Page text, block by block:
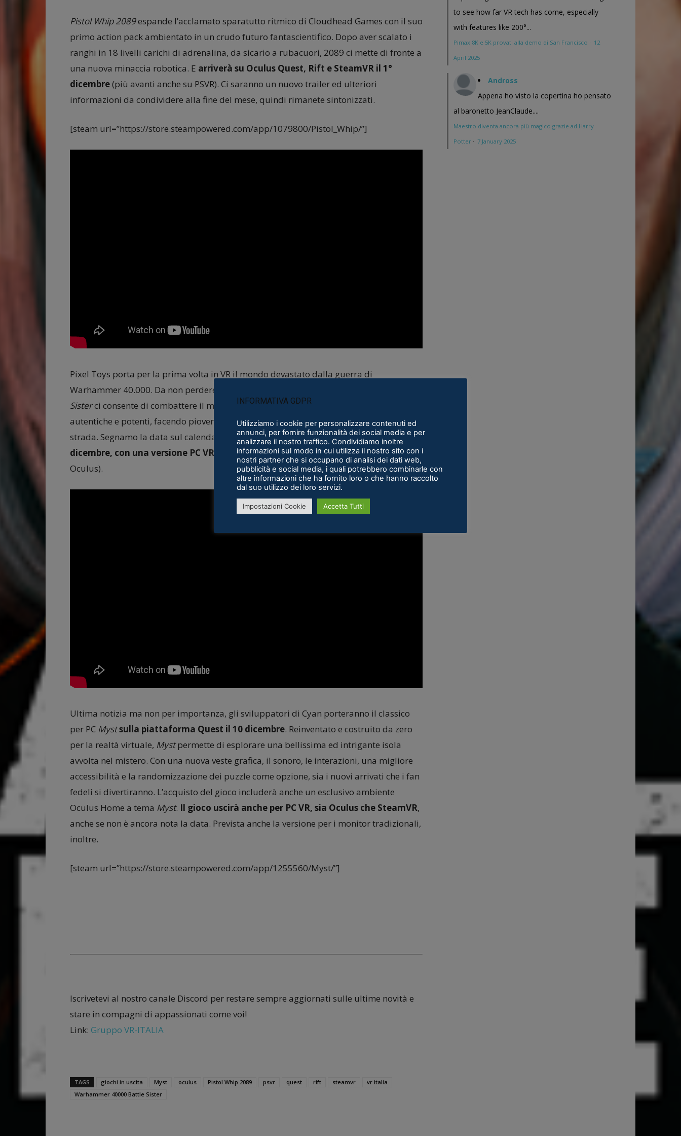
Pistol Whip 2089espande l’acclamato sparatutto ritmico di Cloudhead Games con il suo
primo action pack ambientato in un crudo futuro fantascientifico. Dopo aver scalato i
ranghi in 18 livelli carichi di adrenalina, da sicario a rubacuori, 2089 ci mette di fronte a
una nuova minaccia robotica. E arriverà su Oculus Quest, Rift e SteamVR il 1°
dicembre(più avanti anche su PSVR). Ci saranno un nuovo trailer ed ulteriori
informazioni da condividere alla fine del mese, quindi rimanete sintonizzati.
[steam url=”https://store.steampowered.com/app/1079800/Pistol_Whip/”]
Pixel Toys porta per la prima volta in VR il mondo devastato dalla guerra di
Warhammer 40.000. Da non perdere per i fan del franchise,
Sisterci consente di combattere il male mentre si brandisce una serie di armi
autentiche e potenti, facendo piovere distruzione su chiunque si trovi sulla nostra
strada. Segnamo la data sul calendario: quest’action-adventuresbarca su Quest l’8
dicembre, con una versione PC VR pianificata già per l’anno prossimo (in esclusiva
Oculus).
Ultima notizia ma non per importanza, gli sviluppatori di Cyan porteranno il classico
per PC Mystsulla piattaforma Quest il 10 dicembre. Reinventato e costruito da zero
per la realtà virtuale, Mystpermette di esplorare una bellissima ed intrigante isola
avvolta nel mistero. Con una nuova veste grafica, il sonoro, le interazioni, una migliore
accessibilità e la randomizzazione dei puzzle come opzione, sia i nuovi arrivati ​​che i fan
fedeli si divertiranno. L’acquisto del gioco includerà anche un esclusivo ambiente
Oculus Home a tema Myst. Il gioco uscirà anche per PC VR, sia Oculus che SteamVR,
anche se non è ancora nota la data. Prevista anche la versione per i monitor tradizionali,
inoltre.
[steam url=”https://store.steampowered.com/app/1255560/Myst/”]
Iscrivetevi al nostro canale Discord per restare sempre aggiornati sulle ultime novità e
stare in compagni di appassionati come voi!
Link: Gruppo VR-ITALIA
TAGS giochi in uscita Myst oculus Pistol Whip 2089 psvr quest rift steamvr
vr italia
Warhammer 40000 Battle Sister
to see how far VR tech has come, especially
with features like 200°...
Pimax 8K e 5K provati alla demo di San Francisco · 12
April 2025
Andross
Appena ho visto la copertina ho pensato
al baronetto JeanClaude....
Maestro diventa ancora più magico grazie ad Harry
Potter · 7 January 2025
INFORMATIVA GDPR
Utilizziamo i cookie per personalizzare contenuti ed
annunci, per fornire funzionalità dei social media e per
analizzare il nostro traffico. Condividiamo inoltre
informazioni sul modo in cui utilizza il nostro sito con i
nostri partner che si occupano di analisi dei dati web,
pubblicità e social media, i quali potrebbero combinarle con
altre informazioni che ha fornito loro o che hanno raccolto
dal suo utilizzo dei loro servizi.
Impostazioni Cookie Accetta Tutti